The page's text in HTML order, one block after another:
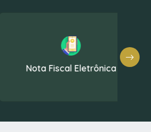
Nota Fiscal Eletrônica